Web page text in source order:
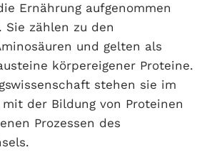
Ernährung aufgenommen
Sie zählen zu den
und gelten als
körpereigener Proteine.
stehen sie im
mit der Bildung von Proteinen
Prozessen des